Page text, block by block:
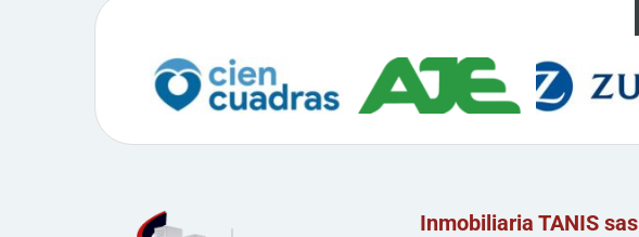
Inmobiliaria TANIS sas